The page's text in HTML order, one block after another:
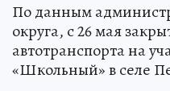
По данным
округа, с 26 мая
автотранспорта на
«Школьный» в селе